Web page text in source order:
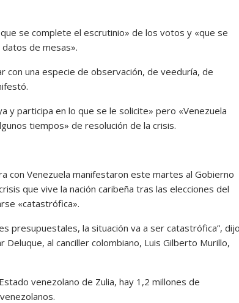
se complete el escrutinio» de los votos y «que se
de mesas».
con una especie de observación, de veeduría, de
y participa en lo que se le solicite» pero «Venezuela
tiempos» de resolución de la crisis.
con Venezuela manifestaron este martes al Gobierno
que vive la nación caribeña tras las elecciones del
«catastrófica».
presupuestales, la situación va a ser catastrófica”, dijo
al canciller colombiano, Luis Gilberto Murillo,
venezolano de Zulia, hay 1,2 millones de